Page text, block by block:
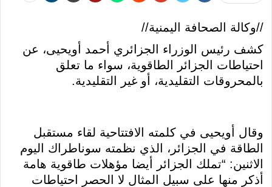
//وكالة الصحافة اليمنية//
كشف رئيس الوزراء الجزائري أحمد أويحيى، عن
احتياطات الجزائر الطاقوية، سواء ما تعلق
بالمحروقات التقليدية، أو غير التقليدية.
وقال أويحيى في كلمته الافتتاحية لقاء مستقبل
الطاقة في الجزائر، الذي نظمته سوناطراك اليوم
الاثنين: “تملك الجزائر أيضا مؤهلات طاقوية هامة
أذكر منها على سبيل المثال لا الحصر احتياطات